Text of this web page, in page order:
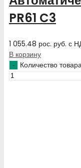
PR61 C3
1 055.48 рос. руб. с
В корзину
Количество